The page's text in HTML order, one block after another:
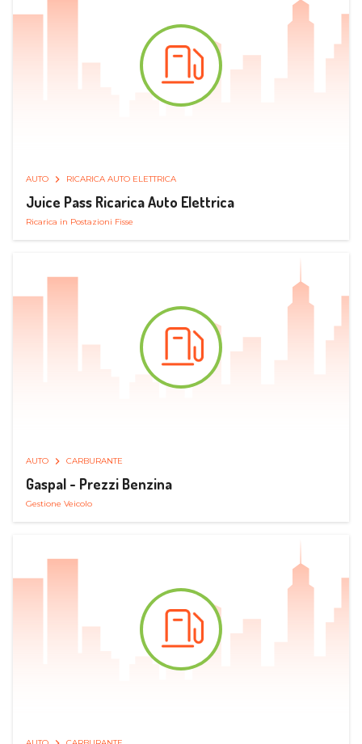
AUTO RICARICA AUTO ELETTRICA
Juice Pass Ricarica Auto Elettrica
Ricarica in Postazioni Fisse
AUTO CARBURANTE
Gaspal - Prezzi Benzina
Gestione Veicolo